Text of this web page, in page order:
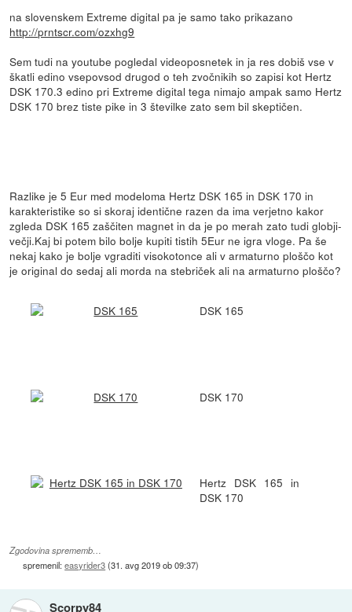
na slovenskem Extreme digital pa je samo tako prikazano
http://prntscr.com/ozxhg9
Sem tudi na youtube pogledal videoposnetek in ja res dobiš vse v
škatli edino vsepovsod drugod o teh zvočnikih so zapisi kot Hertz
DSK 170.3 edino pri Extreme digital tega nimajo ampak samo Hertz
DSK 170 brez tiste pike in 3 številke zato sem bil skeptičen.
Razlike je 5 Eur med modeloma Hertz DSK 165 in DSK 170 in
karakteristike so si skoraj identične razen da ima verjetno kakor
zgleda DSK 165 zaščiten magnet in da je po merah zato tudi globji-
večji.Kaj bi potem bilo bolje kupiti tistih 5Eur ne igra vloge. Pa še
nekaj kako je bolje vgraditi visokotonce ali v armaturno ploščo kot
je original do sedaj ali morda na stebriček ali na armaturno ploščo?
DSK 165
DSK 170
Hertz DSK 165 in
DSK 170
Zgodovina sprememb…
spremenil:easyrider3(31. avg 2019 ob 09:37)
Scorpy84